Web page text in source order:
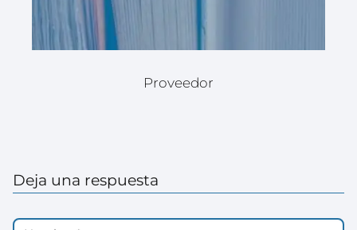
Proveedor
Deja una respuesta